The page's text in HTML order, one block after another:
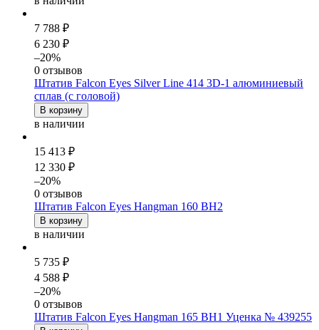
7 788 ₽
6 230 ₽
–20%
0 отзывов
Штатив Falcon Eyes Silver Line 414 3D-1 алюминиевый
сплав (с головой)
В корзину
в наличии
15 413 ₽
12 330 ₽
–20%
0 отзывов
Штатив Falcon Eyes Hangman 160 BH2
В корзину
в наличии
5 735 ₽
4 588 ₽
–20%
0 отзывов
Штатив Falcon Eyes Hangman 165 BH1 Уценка № 439255